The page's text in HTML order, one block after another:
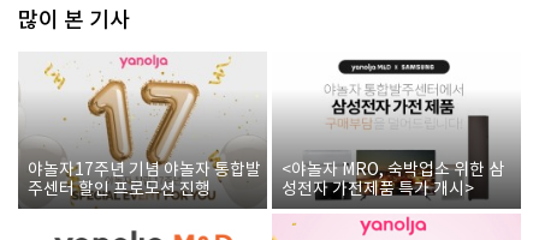
많이 본 기사
야놀자17주년 기념 야놀자 통합발
주센터 할인 프로모션 진행
<야놀자 MRO, 숙박업소 위한 삼
성전자 가전제품 특가 개시>